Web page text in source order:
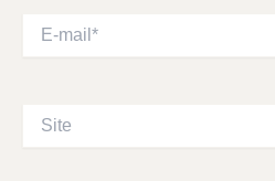
mail*